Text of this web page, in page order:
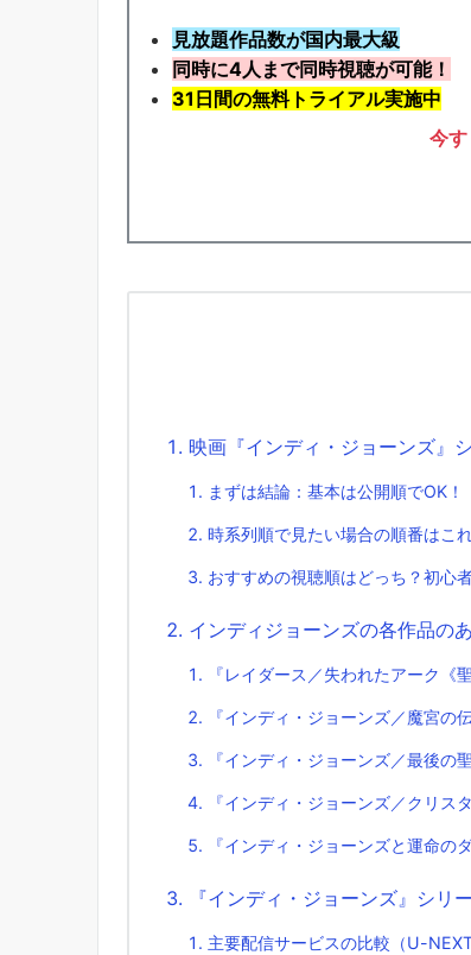
見放題作品数が国内最大級
同時に4人まで同時視聴が可能！
31日間の無料トライアル実施中
今す
映画『インディ・ジョーンズ』
まずは結論：基本は公開順でOK！
時系列順で見たい場合の順番はこれ
おすすめの視聴順はどっち？初心
インディジョーンズの各作品の
『レイダース／失われたアーク《聖
『インディ・ジョーンズ／魔宮の伝
『インディ・ジョーンズ／最後の聖
『インディ・ジョーンズ／クリス
『インディ・ジョーンズと運命の
『インディ・ジョーンズ』シリ
主要配信サービスの比較（U-